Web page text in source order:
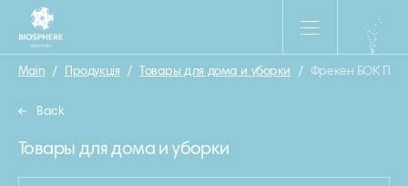
Main / Продукція / Товары для дома и уборки / Фрекен БОК
Back
Товары для дома и уборки